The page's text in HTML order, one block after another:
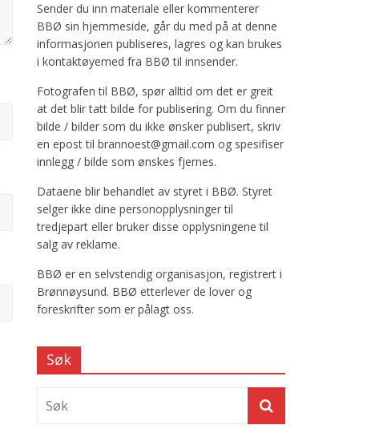
Sender du inn materiale eller kommenterer
BBØ sin hjemmeside, går du med på at denne
informasjonen publiseres, lagres og kan brukes
i kontaktøyemed fra BBØ til innsender.
Fotografen til BBØ, spør alltid om det er greit
at det blir tatt bilde for publisering. Om du finner
bilde / bilder som du ikke ønsker publisert, skriv
en epost til brannoest@gmail.com og spesifiser
innlegg / bilde som ønskes fjernes.
Dataene blir behandlet av styret i BBØ. Styret
selger ikke dine personopplysninger til
tredjepart eller bruker disse opplysningene til
salg av reklame.
BBØ er en selvstendig organisasjon, registrert i
Brønnøysund. BBØ etterlever de lover og
foreskrifter som er pålagt oss.
Søk